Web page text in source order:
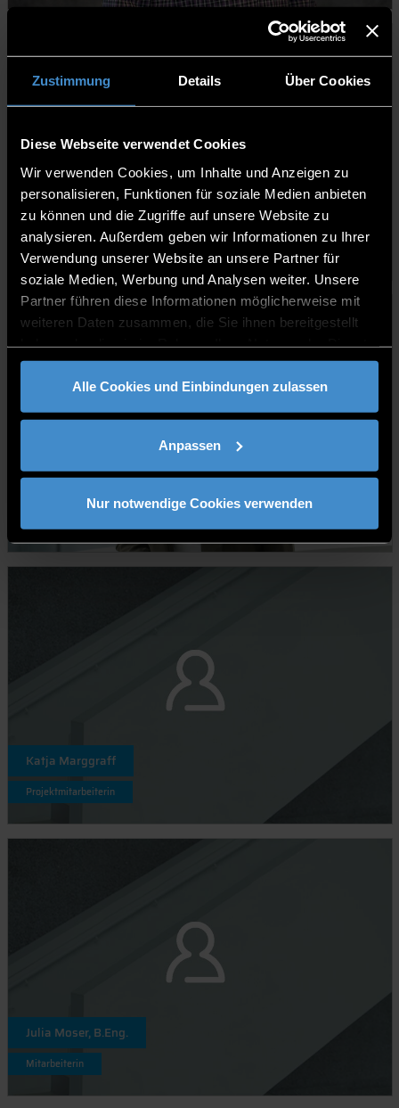
Zustimmung Details Über Cookies
Diese Webseite verwendet Cookies
Wir verwenden Cookies, um Inhalte und Anzeigen zu
personalisieren, Funktionen für soziale Medien anbieten
zu können und die Zugriffe auf unsere Website zu
analysieren. Außerdem geben wir Informationen zu Ihrer
Verwendung unserer Website an unsere Partner für
soziale Medien, Werbung und Analysen weiter. Unsere
Partner führen diese Informationen möglicherweise mit
weiteren Daten zusammen, die Sie ihnen bereitgestellt
gesammelt haben.
Alle Cookies und Einbindungen zulassen
Anpassen
Nur notwendige Cookies verwenden
Lena Hubert, B.Sc.
Mitarbeiterin
Katja Marggraff
Projektmitarbeiterin
Julia Moser, B.Eng.
Mitarbeiterin